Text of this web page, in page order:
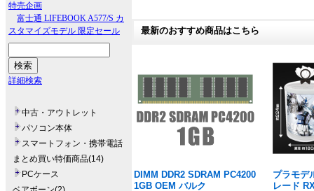
特売企画
富士通 LIFEBOOK A577/S カ
スタマイズモデル 限定セール
詳細検索
中古・アウトレット
パソコン本体
スマートフォン・携帯電話
まとめ買い特価商品(14)
PCケース
最新のおすすめ商品はこちら
DIMM DDR2 SDRAM PC4200
1GB OEM バルク
プラモデ
レード